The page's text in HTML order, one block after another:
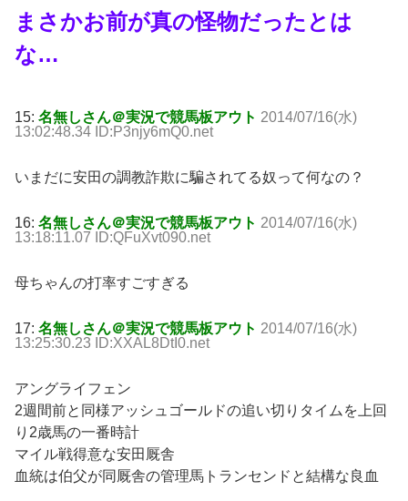
まさかお前が真の怪物だったとは
な…
15: 名無しさん＠実況で競馬板アウト 2014/07/16(水)
13:02:48.34 ID:P3njy6mQ0.net
いまだに安田の調教詐欺に騙されてる奴って何なの？
16: 名無しさん＠実況で競馬板アウト 2014/07/16(水)
13:18:11.07 ID:QFuXvt090.net
母ちゃんの打率すごすぎる
17: 名無しさん＠実況で競馬板アウト 2014/07/16(水)
13:25:30.23 ID:XXAL8DtI0.net
アングライフェン
2週間前と同様アッシュゴールドの追い切りタイムを上回
り2歳馬の一番時計
マイル戦得意な安田厩舎
血統は伯父が同厩舎の管理馬トランセンドと結構な良血